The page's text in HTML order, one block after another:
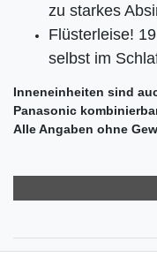
zu starkes
Flüsterleise!
selbst im
Inneneinheiten sind
Panasonic
Alle Angaben ohne